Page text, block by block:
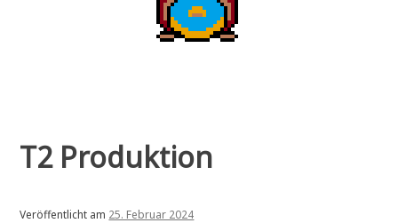
T2 Produktion
Veröffentlicht am 25. Februar 2024